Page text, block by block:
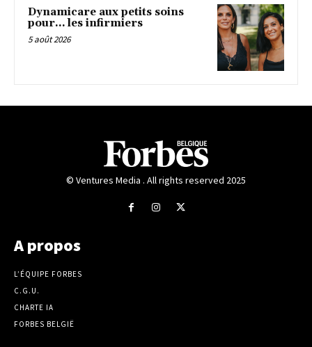
Dynamicare aux petits soins
pour… les infirmiers
5 août 2026
© Ventures Media . All rights reserved 2025
A propos
L’ÉQUIPE FORBES
C.G.U.
CHARTE IA
FORBES BELGIË